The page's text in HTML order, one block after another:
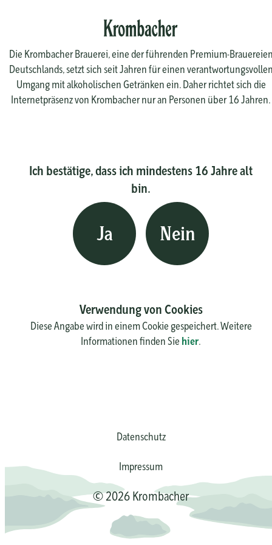
Die Krombacher Brauerei, eine der führenden Premium-
Deutschlands, setzt sich seit Jahren für einen
Umgang mit alkoholischen Getränken ein. Daher richtet sich die
Internetpräsenz von Krombacher nur an Personen über 16 Jahren.
Ich bestätige, dass ich mindestens 16 Jahre alt
bin.
Ja Nein
Verwendung von Cookies
Diese Angabe wird in einem Cookie gespeichert. Weitere
Informationen finden Sie hier.
Datenschutz
Impressum
© 2026 Krombacher